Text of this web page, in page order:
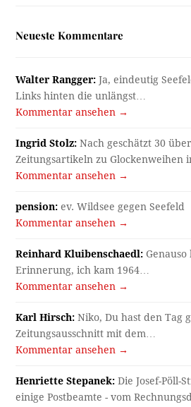
Neueste Kommentare
Walter Rangger: Ja, eindeutig
Links hinten die unlängst…
Kommentar ansehen →
Ingrid Stolz: Nach geschätzt 30
Zeitungsartikeln zu Glockenweihen
Kommentar ansehen →
pension: ev. Wildsee gegen Seefeld
Kommentar ansehen →
Reinhard Kluibenschaedl: Genauso
Erinnerung, ich kam 1964…
Kommentar ansehen →
Karl Hirsch: Niko, Du hast den Tag
Zeitungsausschnitt mit dem…
Kommentar ansehen →
Henriette Stepanek: Die Josef-Pöll-
einige Postbeamte - vom